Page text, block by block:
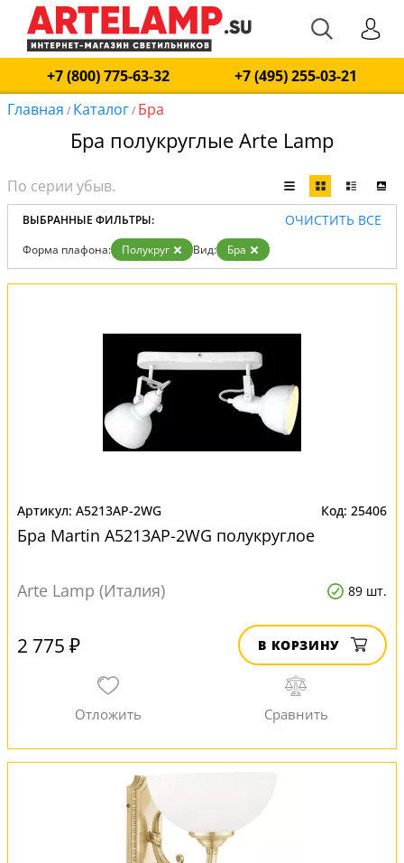
+7 (800) 775-63-32
+7 (495) 255-03-21
Главная / Каталог/ Бра
Бра полукруглые Arte Lamp
ВЫБРАННЫЕ ФИЛЬТРЫ: ОЧИСТИТЬ ВСЕ
Форма плафона: Полукруг Вид: Бра
A5213AP-2WG 25406
Бра Martin A5213AP-2WG полукруглое
Arte Lamp (Италия) 89 шт.
2 775 ₽ В КОРЗИНУ